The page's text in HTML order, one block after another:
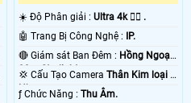
☀️ Độ Phân giải :Ultra 4k 👍🏾 .
🤖️ Trang Bị Công Nghệ : IP.
🔴 Giám sát Ban Đêm : Hồng Ngoại
30m Starlight.
💢 Cấu Tạo CameraThân Kim loại +
Nhựa.
️ƒ Chức Năng :Thu Âm.